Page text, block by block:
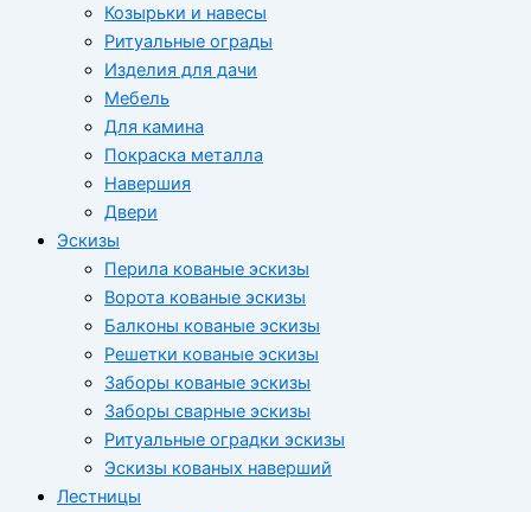
Козырьки и навесы
Ритуальные ограды
Изделия для дачи
Мебель
Для камина
Покраска металла
Навершия
Двери
Эскизы
Перила кованые эскизы
Ворота кованые эскизы
Балконы кованые эскизы
Решетки кованые эскизы
Заборы кованые эскизы
Заборы сварные эскизы
Ритуальные оградки эскизы
Эскизы кованых наверший
Лестницы